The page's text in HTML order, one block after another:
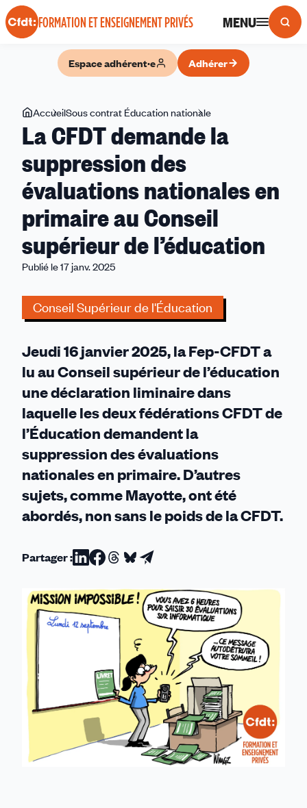
Panneau de gestion des cookies
FORMATION ET ENSEIGNEMENT PRIVÉS MENU
Espace adhérent·e Adhérer
Vous
êtes
ici
AccueilSous contrat Éducation nationale
CFDT
suppression
des
nationales
en
Conseil
supérieur
l’éducation
La CFDT demande la
suppression des
évaluations nationales en
primaire au Conseil
supérieur de l’éducation
Publié le 17 janv. 2025
Conseil Supérieur de l'Éducation
Jeudi 16 janvier 2025, la Fep-CFDT a
lu au Conseil supérieur de l’éducation
une déclaration liminaire dans
laquelle les deux fédérations CFDT de
l’Éducation demandent la
suppression des évaluations
nationales en primaire. D’autres
sujets, comme Mayotte, ont été
abordés, non sans le poids de la CFDT.
Partager :Partager
sur
Linkedin
Partager
sur
Facebook
Partager
sur
Threads
Partager
sur
Bluesky
Partager
par
email